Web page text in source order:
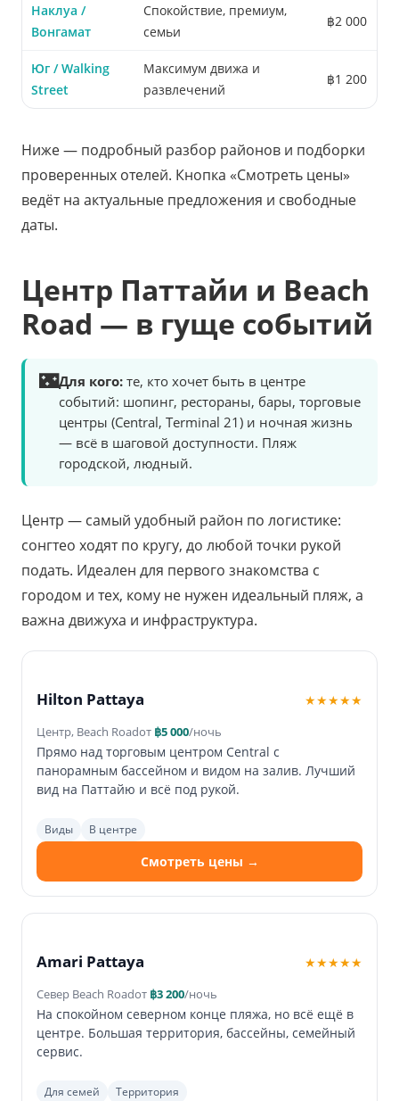
Наклуа /
Вонгамат
Спокойствие, премиум,
семьи
฿2 000
Юг / Walking
Street
Максимум движа и
развлечений
฿1 200
Ниже — подробный разбор районов и подборки
проверенных отелей. Кнопка «Смотреть цены»
ведёт на актуальные предложения и свободные
даты.
Центр Паттайи и Beach
Road — в гуще событий
🌃Для кого: те, кто хочет быть в центре
событий: шопинг, рестораны, бары, торговые
центры (Central, Terminal 21) и ночная жизнь
— всё в шаговой доступности. Пляж
городской, людный.
Центр — самый удобный район по логистике:
сонгтео ходят по кругу, до любой точки рукой
подать. Идеален для первого знакомства с
городом и тех, кому не нужен идеальный пляж, а
важна движуха и инфраструктура.
Hilton Pattaya ★★★★★
Центр, Beach Roadот ฿5 000/ночь
Прямо над торговым центром Central с
панорамным бассейном и видом на залив. Лучший
вид на Паттайю и всё под рукой.
Виды В центре
Смотреть цены →
Amari Pattaya ★★★★★
Север Beach Roadот ฿3 200/ночь
На спокойном северном конце пляжа, но всё ещё в
центре. Большая территория, бассейны, семейный
сервис.
Для семей Территория